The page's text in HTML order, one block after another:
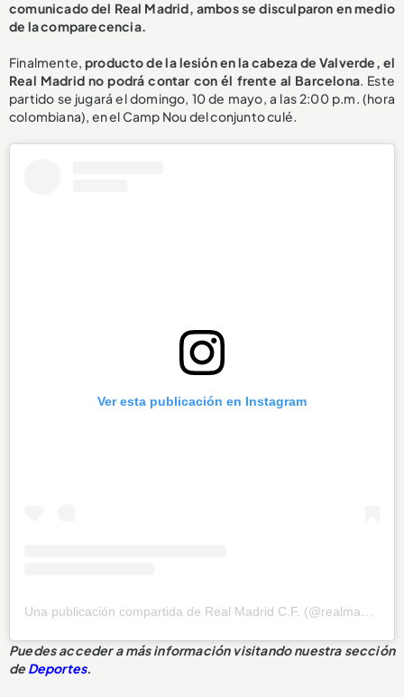
comunicado del Real Madrid, ambos se disculparon en medio
de la comparecencia.
Finalmente, producto de la lesión en la cabeza de Valverde, el
Real Madrid no podrá contar con él frente al Barcelona. Este
partido se jugará el domingo, 10 de mayo, a las 2:00 p.m. (hora
colombiana), en el Camp Nou del conjunto culé.
Ver esta publicación en Instagram
Puedes acceder a más información visitando nuestra sección
deDeportes.